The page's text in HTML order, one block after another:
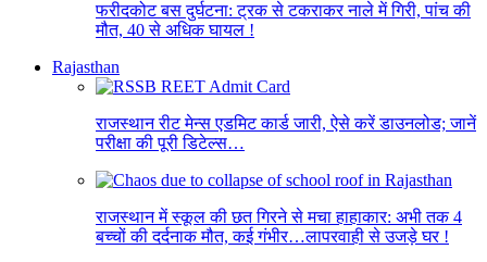
फरीदकोट बस दुर्घटना: ट्रक से टकराकर नाले में गिरी, पांच की
मौत, 40 से अधिक घायल !
Rajasthan
राजस्थान रीट मेन्स एडमिट कार्ड जारी, ऐसे करें डाउनलोड; जानें
परीक्षा की पूरी डिटेल्स…
राजस्थान में स्कूल की छत गिरने से मचा हाहाकार: अभी तक 4
बच्चों की दर्दनाक मौत, कई गंभीर…लापरवाही से उजड़े घर !